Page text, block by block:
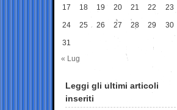
17 18 19 20 21 22 23
24 25 26 27 28 29 30
31
« Lug
Leggi gli ultimi articoli
inseriti